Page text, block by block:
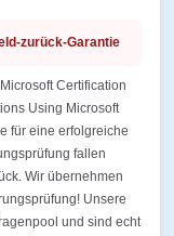
zurück-Garantie
Certification
Using Microsoft
für eine erfolgreiche
fallen
Wir übernehmen
Unsere
und sind echt